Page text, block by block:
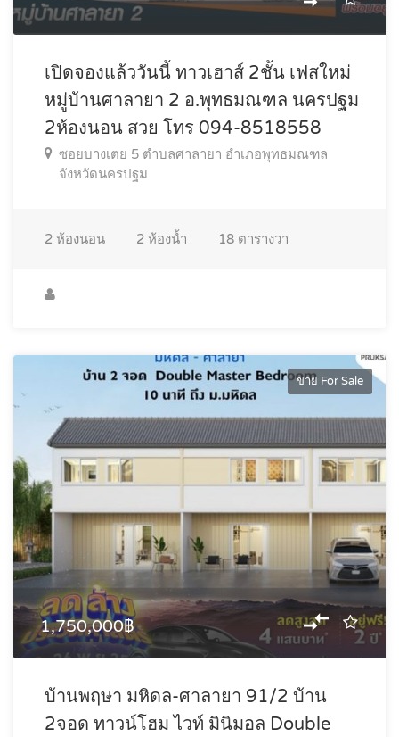
เปิดจองแล้ววันนี้ ทาวเฮาส์ 2ชั้น เฟสใหม่
หมู่บ้านศาลายา 2 อ.พุทธมณฑล นครปฐม
2ห้องนอน สวย โทร 094-8518558
ซอยบางเตย 5 ตำบลศาลายา อำเภอพุทธมณฑล
จังหวัดนครปฐม
2 ห้องนอน 2 ห้องน้ำ 18 ตารางวา
ขาย For Sale
1,750,000฿
บ้านพฤษา มหิดล-ศาลายา 91/2 บ้าน
2จอด ทาวน์โฮม ไวท์ มินิมอล Double